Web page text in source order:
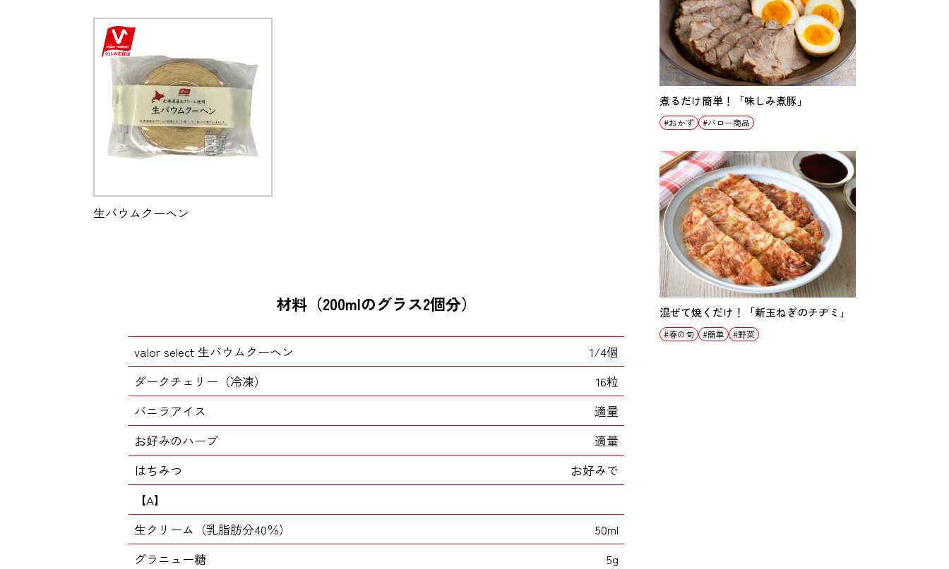
生バウムクーヘン
材料（200mlのグラス2個分）
valor select 生バウムクーヘン
1/4個
ダークチェリー（冷凍）
16粒
バニラアイス
適量
お好みのハーブ
適量
はちみつ
お好みで
【A】
生クリーム（乳脂肪分40％）
50ml
グラニュー糖
5g
煮るだけ簡単！「味しみ煮豚」
おかず バロー商品
混ぜて焼くだけ！「新玉ねぎのチヂミ」
春の旬 簡単 野菜